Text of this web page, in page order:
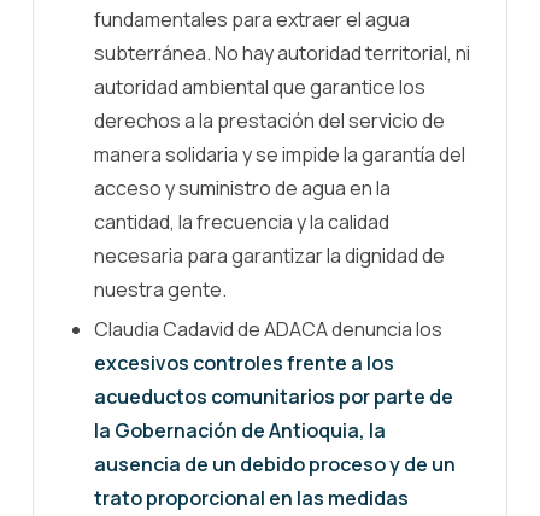
fundamentales para extraer el agua
subterránea. No hay autoridad territorial, ni
autoridad ambiental que garantice los
derechos a la prestación del servicio de
manera solidaria y se impide la garantía del
acceso y suministro de agua en la
cantidad, la frecuencia y la calidad
necesaria para garantizar la dignidad de
nuestra gente.
Claudia Cadavid de ADACA denuncia los
excesivos controles frente a los
acueductos comunitarios por parte de
la Gobernación de Antioquia, la
ausencia de un debido proceso y de un
trato proporcional en las medidas